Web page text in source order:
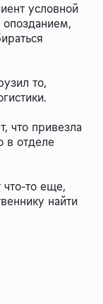
условной
опозданием,
то,
что привезла
в отделе
то еще,
найти